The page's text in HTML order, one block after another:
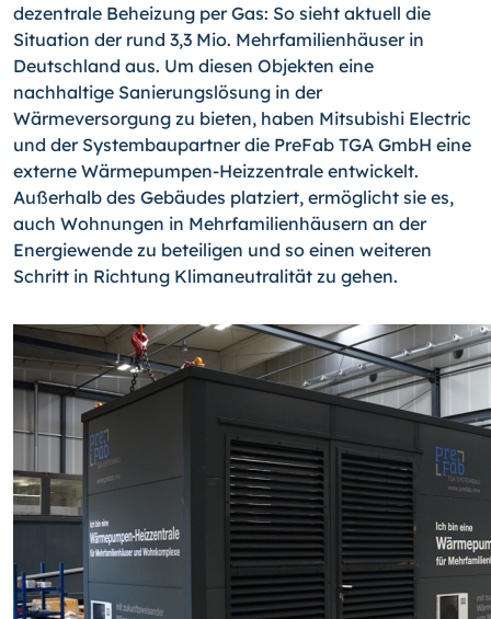
dezentrale Beheizung per Gas: So sieht aktuell die
Situation der rund 3,3 Mio. Mehrfamilienhäuser in
Deutschland aus. Um diesen Objekten eine
nachhaltige Sanierungslösung in der
Wärmeversorgung zu bieten, haben Mitsubishi Electric
und der Systembaupartner die PreFab TGA GmbH eine
externe Wärmepumpen-Heizzentrale entwickelt.
Außerhalb des Gebäudes platziert, ermöglicht sie es,
auch Wohnungen in Mehrfamilienhäusern an der
Energiewende zu beteiligen und so einen weiteren
Schritt in Richtung Klimaneutralität zu gehen.